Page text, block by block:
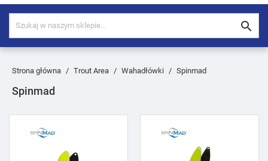

Strona główna Trout Area Wahadłówki Spinmad
Spinmad